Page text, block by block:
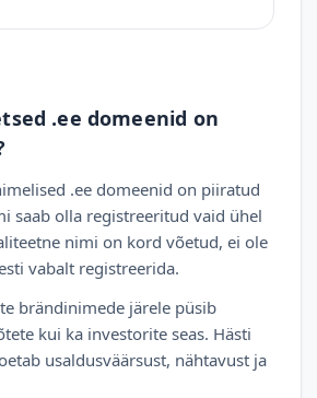
.ee domeenid on
.ee domeenid on piiratud
saab olla registreeritud vaid ühel
nimi on kord võetud, ei ole
vabalt registreerida.
brändinimede järele püsib
kui ka investorite seas. Hästi
usaldusväärsust, nähtavust ja